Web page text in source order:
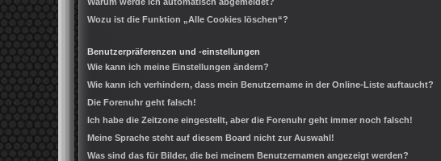
Wozu ist die Funktion „Alle Cookies löschen“?
Benutzerpräferenzen und -einstellungen
Wie kann ich meine Einstellungen ändern?
Wie kann ich verhindern, dass mein Benutzername in der Online-Liste auftaucht?
Die Forenuhr geht falsch!
Ich habe die Zeitzone eingestellt, aber die Forenuhr geht immer noch falsch!
Meine Sprache steht auf diesem Board nicht zur Auswahl!
Was sind das für Bilder, die bei meinem Benutzernamen angezeigt werden?